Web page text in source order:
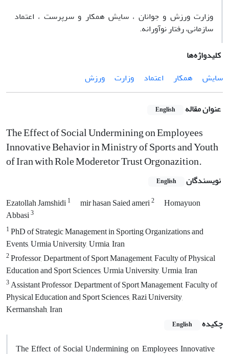
وزارت ورزش و جوانان ، سایش همکار و سرپرست ، اعتماد
سازمانی، رفتار نوآورانه.
کلیدواژه‌ها
سایش
همکار اعتماد وزارت ورزش
عنوان مقاله English
The Effect of Social Undermining on Employees
Innovative Behavior in Ministry of Sports and Youth
of Iran with Role Moderetor Trust Orgonazition.
نویسندگان English
Ezatollah Jamshidi1 mir hasan Saied ameri2
Homayuon
Abbasi3
1PhD of Strategic Management in Sporting Organizations and
Events, Urmia University, Urmia, Iran
2Professor, Department of Sport Management, Faculty of Physical
Education and Sport Sciences, Urmia University, Urmia, Iran
3Assistant Professor, Department of Sport Management, Faculty of
Physical Education and Sport Sciences, Razi University,
Kermanshah, Iran
چکیده
English
The Effect of Social Undermining on Employees Innovative